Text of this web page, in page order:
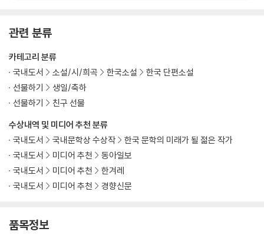
관련 분류
수상내역 및 미디어 추천 분류
국내도서
국내문학상 수상작
한국 문학의 미래가 될 젊은 작가
국내도서
미디어 추천
동아일보
국내도서
미디어 추천
한겨레
국내도서
미디어 추천 경향신문
카테고리 분류
국내도서
소설/시/희곡 한국소설
한국 단편소설
선물하기
생일/축하
선물하기
친구 선물
품목정보